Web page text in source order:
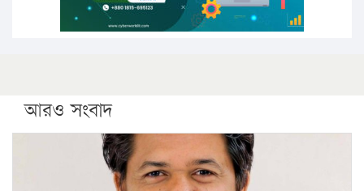
আরও সংবাদ